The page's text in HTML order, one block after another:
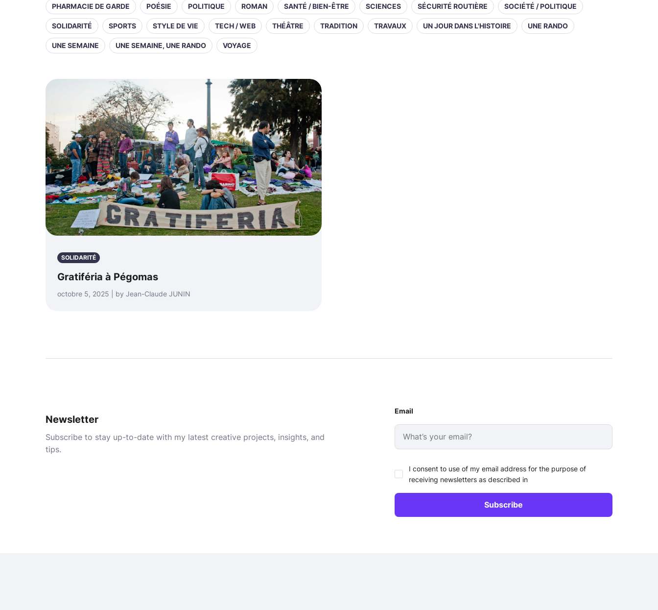
PHARMACIE DE GARDE POÉSIE POLITIQUE ROMAN SANTÉ / BIEN-ÊTRE SCIENCES SÉCURITÉ ROUTIÈRE SOCIÉTÉ / POLITIQUE
SOLIDARITÉ SPORTS STYLE DE VIE TECH / WEB THÉÂTRE TRADITION TRAVAUX UN JOUR DANS L'HISTOIRE UNE RANDO
UNE SEMAINE UNE SEMAINE, UNE RANDO VOYAGE
SOLIDARITÉ
Gratiféria à Pégomas
octobre 5, 2025 | by Jean-Claude JUNIN
Newsletter
Subscribe to stay up-to-date with my latest creative projects, insights, and
tips.
Email
I consent to use of my email address for the purpose of
receiving newsletters as described in